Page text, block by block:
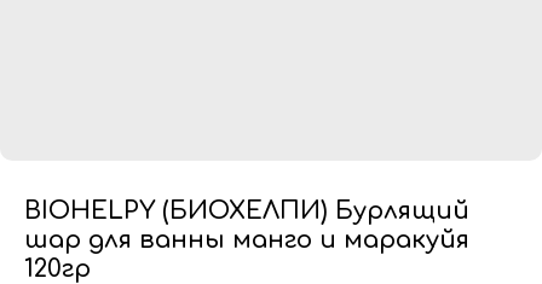
BIOHELPY (БИОХЕЛПИ) Бурлящий
шар для ванны манго и маракуйя
120гр